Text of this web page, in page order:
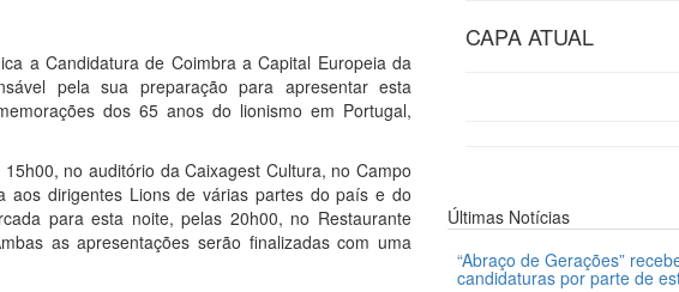
a Candidatura de Coimbra a Capital Europeia da
pela sua preparação para apresentar esta
dos 65 anos do lionismo em Portugal,
no auditório da Caixagest Cultura, no Campo
aos dirigentes Lions de várias partes do país e do
para esta noite, pelas 20h00, no Restaurante
as apresentações serão finalizadas com uma
CAPA ATUAL
Últimas Notícias
“Abraço de Gerações”
candidaturas por parte de